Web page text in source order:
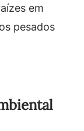
em
pesados